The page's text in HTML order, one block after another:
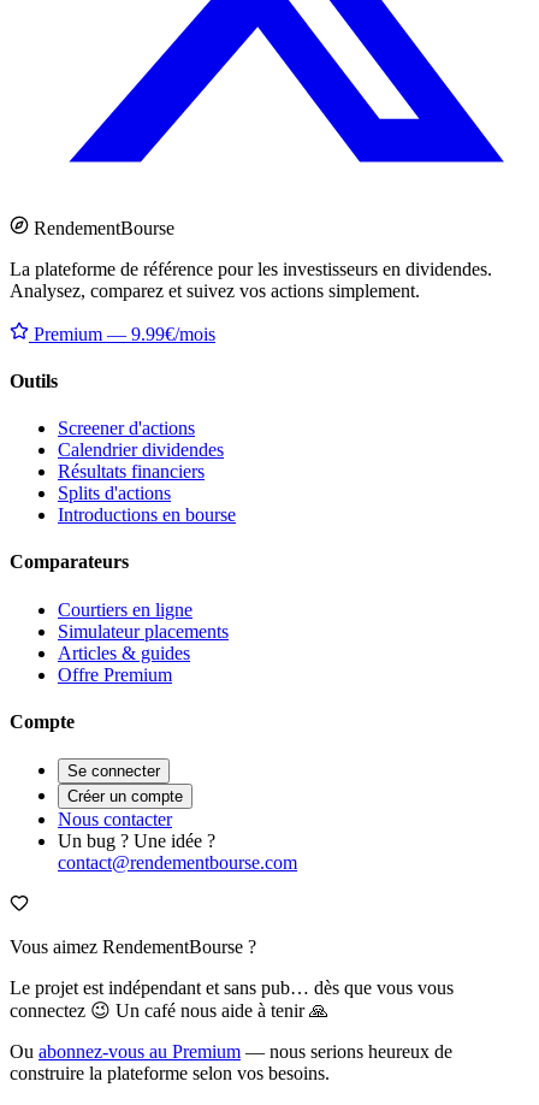
RendementBourse
La plateforme de référence pour les investisseurs en dividendes.
Analysez, comparez et suivez vos actions simplement.
Premium — 9.99€/mois
Outils
Screener d'actions
Calendrier dividendes
Résultats financiers
Splits d'actions
Introductions en bourse
Comparateurs
Courtiers en ligne
Simulateur placements
Articles & guides
Offre Premium
Compte
Se connecter
Créer un compte
Nous contacter
Un bug ? Une idée ?
contact@rendementbourse.com
Vous aimez RendementBourse ?
Le projet est indépendant et sans pub… dès que vous vous
connectez 😉 Un café nous aide à tenir 🙏
Ou abonnez-vous au Premium — nous serions heureux de
construire la plateforme selon vos besoins.